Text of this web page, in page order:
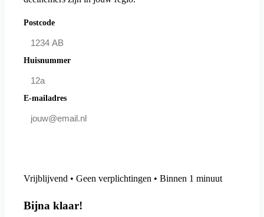
Postcode
Huisnummer
E-mailadres
Vrijblijvend • Geen verplichtingen • Binnen 1 minuut
Bijna klaar!